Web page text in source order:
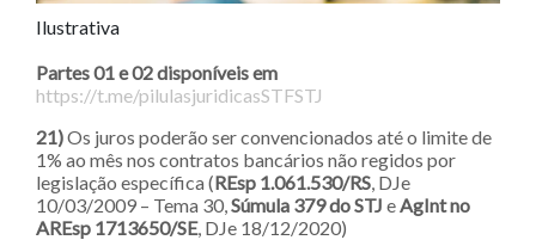
Ilustrativa
Partes 01 e 02 disponíveis em
https://t.me/pilulasjuridicasSTFSTJ
21)Os juros poderão ser convencionados até o limite de
1% ao mês nos contratos bancários não regidos por
legislação específica (REsp 1.061.530/RS , DJe
10/03/2009 – Tema 30, Súmula 379 do STJ e AgInt no
AREsp 1713650/SE, DJe 18/12/2020)